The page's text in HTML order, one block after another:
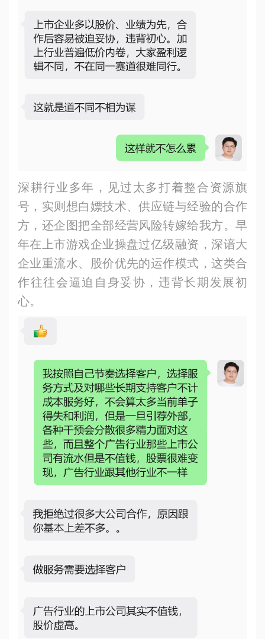
深耕行业多年，见过太多打着整合资源旗
号，实则想白嫖技术、供应链与经验的合作
方，还企图把全部经营风险转嫁给我方。早
年在上市游戏企业操盘过亿级融资，深谙大
企业重流水、股价优先的运作模式，这类合
作往往会逼迫自身妥协，违背长期发展初
心。